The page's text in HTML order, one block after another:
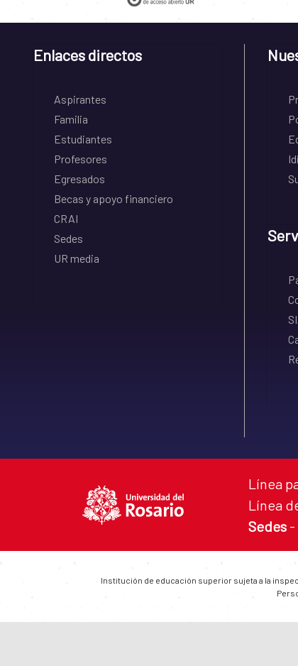
Enlaces directos
Aspirantes
Familia
Estudiantes
Profesores
Egresados
Becas y apoyo financiero
CRAI
Sedes
UR media
Línea
Línea
Sedes -
Institución de educación superior sujeta a la